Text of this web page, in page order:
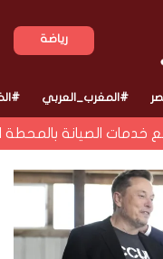
رياضة
#المغرب_العربي
الصيانة بالمحطة